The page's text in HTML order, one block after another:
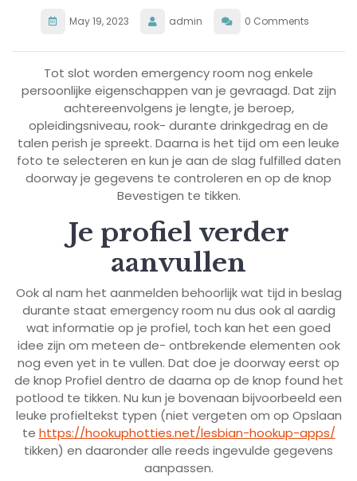
May 19, 2023 admin 0 Comments
Tot slot worden emergency room nog enkele
persoonlijke eigenschappen van je gevraagd. Dat zijn
achtereenvolgens je lengte, je beroep,
opleidingsniveau, rook- durante drinkgedrag en de
talen perish je spreekt. Daarna is het tijd om een leuke
foto te selecteren en kun je aan de slag fulfilled daten
doorway je gegevens te controleren en op de knop
Bevestigen te tikken.
Je profiel verder
aanvullen
Ook al nam het aanmelden behoorlijk wat tijd in beslag
durante staat emergency room nu dus ook al aardig
wat informatie op je profiel, toch kan het een goed
idee zijn om meteen de- ontbrekende elementen ook
nog even yet in te vullen. Dat doe je doorway eerst op
de knop Profiel dentro de daarna op de knop found het
potlood te tikken. Nu kun je bovenaan bijvoorbeeld een
leuke profieltekst typen (niet vergeten om op Opslaan
te https://hookuphotties.net/lesbian-hookup-apps/
tikken) en daaronder alle reeds ingevulde gegevens
aanpassen.